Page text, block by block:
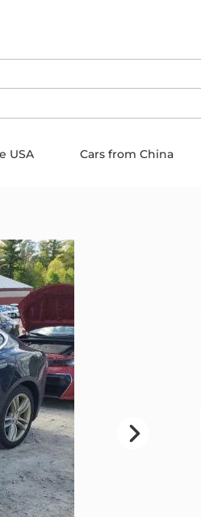
USA Cars from China